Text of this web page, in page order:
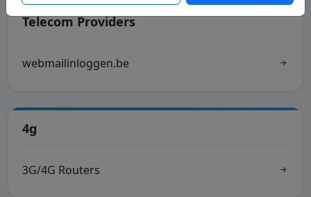
Telecom Providers
webmailinloggen.be
4g
3G/4G Routers